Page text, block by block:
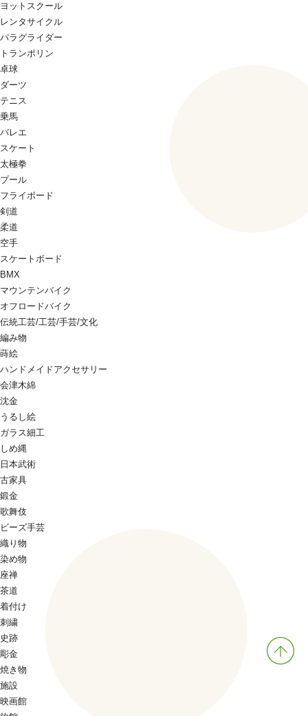
ヨットスクール
レンタサイクル
パラグライダー
トランポリン
卓球
ダーツ
テニス
乗馬
バレエ
スケート
太極拳
プール
フライボード
剣道
柔道
空手
スケートボード
BMX
マウンテンバイク
オフロードバイク
伝統工芸/工芸/手芸/文化
編み物
蒔絵
ハンドメイドアクセサリー
会津木綿
沈金
うるし絵
ガラス細工
しめ縄
日本武術
古家具
鍛金
歌舞伎
ビーズ手芸
織り物
染め物
座禅
茶道
着付け
刺繍
史跡
彫金
焼き物
施設
映画館